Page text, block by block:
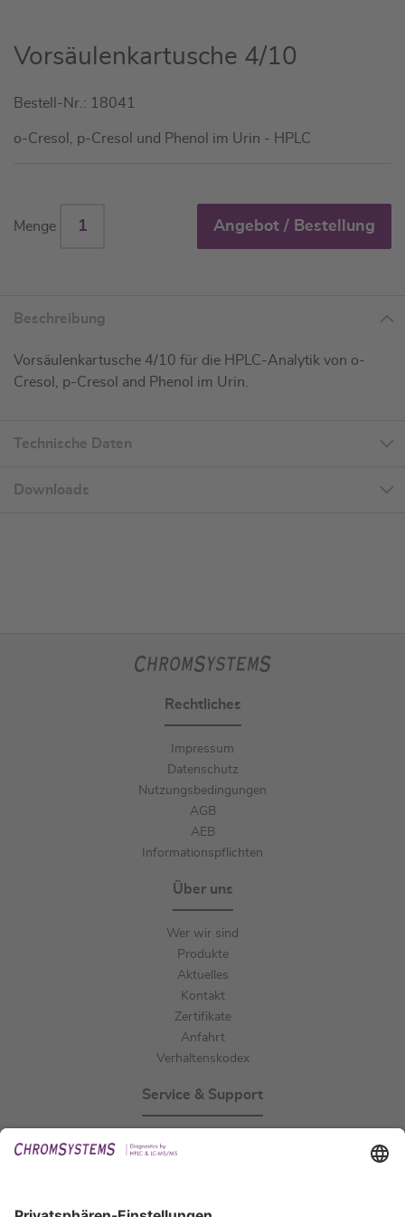
Zum
Anfang
Bildgalerie
springen
Vorsäulenkartusche 4/10
Bestell-Nr.: 18041
o-Cresol, p-Cresol und Phenol im Urin - HPLC
Menge Angebot / Bestellung
Beschreibung
Vorsäulenkartusche 4/10 für die HPLC-Analytik von o-
Cresol, p-Cresol and Phenol im Urin.
Technische Daten
Downloads
Rechtliches
Impressum
Datenschutz
Nutzungsbedingungen
AGB
AEB
Informationspflichten
Über uns
Wer wir sind
Produkte
Aktuelles
Kontakt
Zertifikate
Anfahrt
Verhaltenskodex
Service & Support